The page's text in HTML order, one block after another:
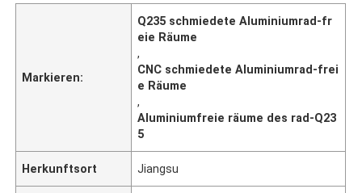
Markieren:
Q235 schmiedete Aluminiumrad-fr
eie Räume
,
CNC schmiedete Aluminiumrad-frei
e Räume
,
Aluminiumfreie räume des rad-Q23
5
Herkunftsort Jiangsu